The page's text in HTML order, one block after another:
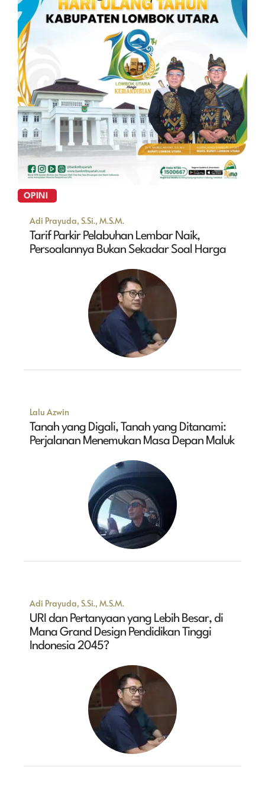
OPINI
Adi Prayuda, S.Si., M.S.M.
Tarif Parkir Pelabuhan Lembar Naik,
Persoalannya Bukan Sekadar Soal Harga
Lalu Azwin
Tanah yang Digali, Tanah yang Ditanami:
Perjalanan Menemukan Masa Depan Maluk
Adi Prayuda, S.Si., M.S.M.
URI dan Pertanyaan yang Lebih Besar, di
Mana Grand Design Pendidikan Tinggi
Indonesia 2045?